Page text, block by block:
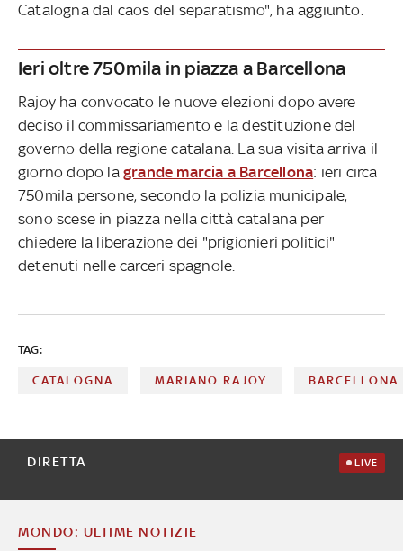
Catalogna dal caos del separatismo", ha aggiunto.
Ieri oltre 750mila in piazza a Barcellona
Rajoy ha convocato le nuove elezioni dopo avere
deciso il commissariamento e la destituzione del
governo della regione catalana. La sua visita arriva il
giorno dopo la grande marcia a Barcellona: ieri circa
750mila persone, secondo la polizia municipale,
sono scese in piazza nella città catalana per
chiedere la liberazione dei "prigionieri politici"
detenuti nelle carceri spagnole.
TAG:
CATALOGNA MARIANO RAJOY BARCELLONA
DIRETTA LIVE
MONDO: ULTIME NOTIZIE